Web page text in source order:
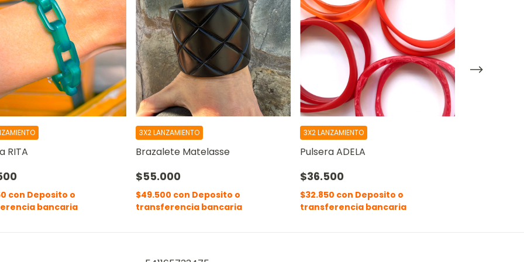
RITA
con Deposito o
bancaria
Brazalete Matelasse
$55.000
3X2 LANZAMIENTO
$49.500 con Deposito o
transferencia bancaria
Pulsera ADELA
$36.500
3X2 LANZAMIENTO
$32.850 con Deposito o
transferencia bancaria